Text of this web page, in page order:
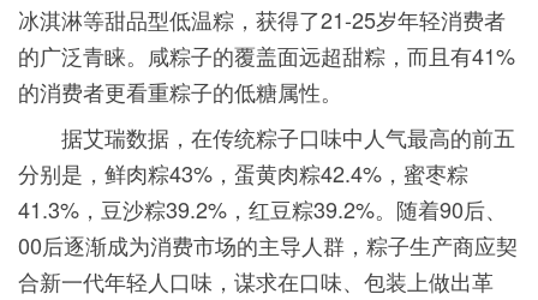
冰淇淋等甜品型低温粽，获得了21-25岁年轻消费者
的广泛青睐。咸粽子的覆盖面远超甜粽，而且有41%
的消费者更看重粽子的低糖属性。
据艾瑞数据，在传统粽子口味中人气最高的前五
分别是，鲜肉粽43%，蛋黄肉粽42.4%，蜜枣粽
41.3%，豆沙粽39.2%，红豆粽39.2%。随着90后、
00后逐渐成为消费市场的主导人群，粽子生产商应契
合新一代年轻人口味，谋求在口味、包装上做出革